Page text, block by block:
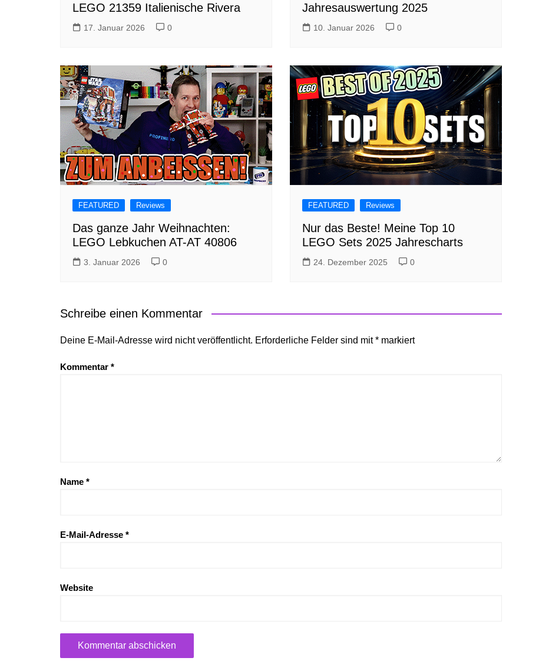
LEGO 21359 Italienische Rivera
17. Januar 2026 0
Jahresauswertung 2025
10. Januar 2026 0
FEATURED Reviews
Das ganze Jahr Weihnachten:
LEGO Lebkuchen AT-AT 40806
3. Januar 2026 0
FEATURED Reviews
Nur das Beste! Meine Top 10
LEGO Sets 2025 Jahrescharts
24. Dezember 2025 0
Schreibe einen Kommentar
Deine E-Mail-Adresse wird nicht veröffentlicht. Erforderliche Felder sind mit* markiert
Kommentar *
Name *
E-Mail-Adresse *
Website